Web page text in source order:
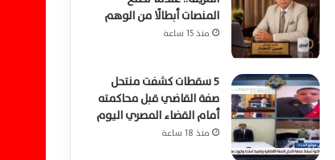
المنصات أبطالًا من الوهم
منذ 15 ساعة
5 سقطات كشفت منتحل
صفة القاضي قبل محاكمته
أمام القضاء المصري اليوم
منذ 18 ساعة